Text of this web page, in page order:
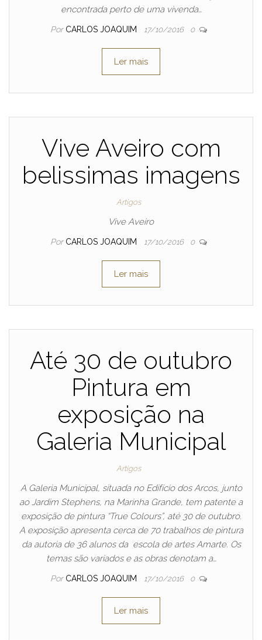
encontrada perto de uma vivenda…
Por CARLOS JOAQUIM 17/10/2016 0
Ler mais
Vive Aveiro com
belissimas imagens
Artigos
Vive Aveiro
Por CARLOS JOAQUIM 17/10/2016 0
Ler mais
Até 30 de outubro
Pintura em
exposição na
Galeria Municipal
Artigos
A Galeria Municipal, situada no Edifício dos Arcos, junto
ao Jardim Stephens, na Marinha Grande, tem patente a
exposição de pintura “True Colours”, até 30 de outubro.
A exposição apresenta cerca de 70 trabalhos de pintura
da autoria de 36 alunos da escola de artes Amarte. Os
temas são variados e as obras denotam a…
Por CARLOS JOAQUIM 17/10/2016 0
Ler mais